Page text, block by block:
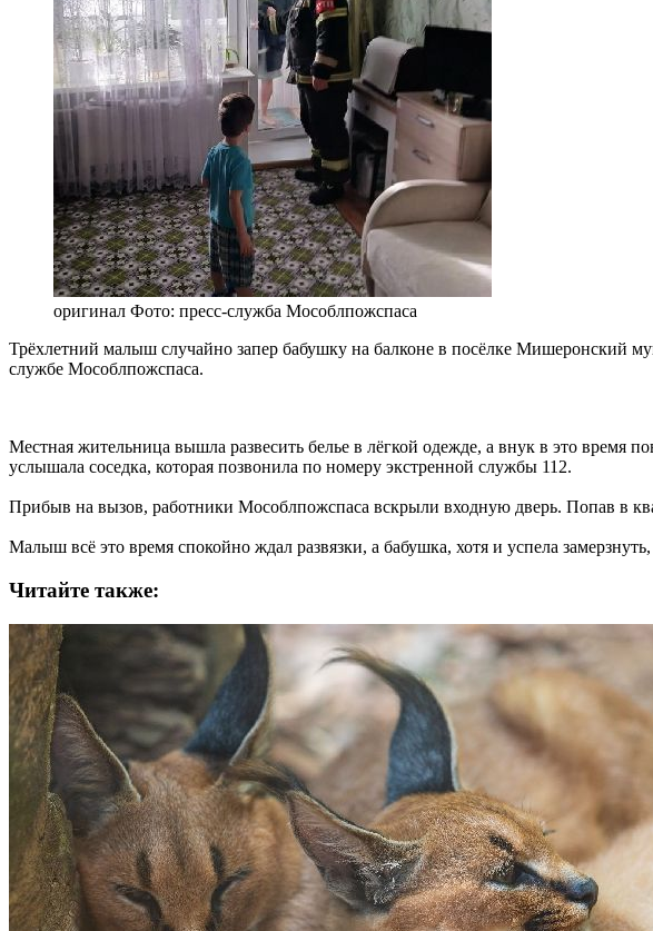
оригинал Фото: пресс-служба Мособлпожспаса
Трёхлетний малыш случайно запер бабушку на балконе в посёлке Мишеронский
службе Мособлпожспаса.
Местная жительница вышла развесить белье в лёгкой одежде, а внук в это
услышала соседка, которая позвонила по номеру экстренной службы 112.
Прибыв на вызов, работники Мособлпожспаса вскрыли входную дверь. Попав в
Малыш всё это время спокойно ждал развязки, а бабушка, хотя и успела
Читайте также: